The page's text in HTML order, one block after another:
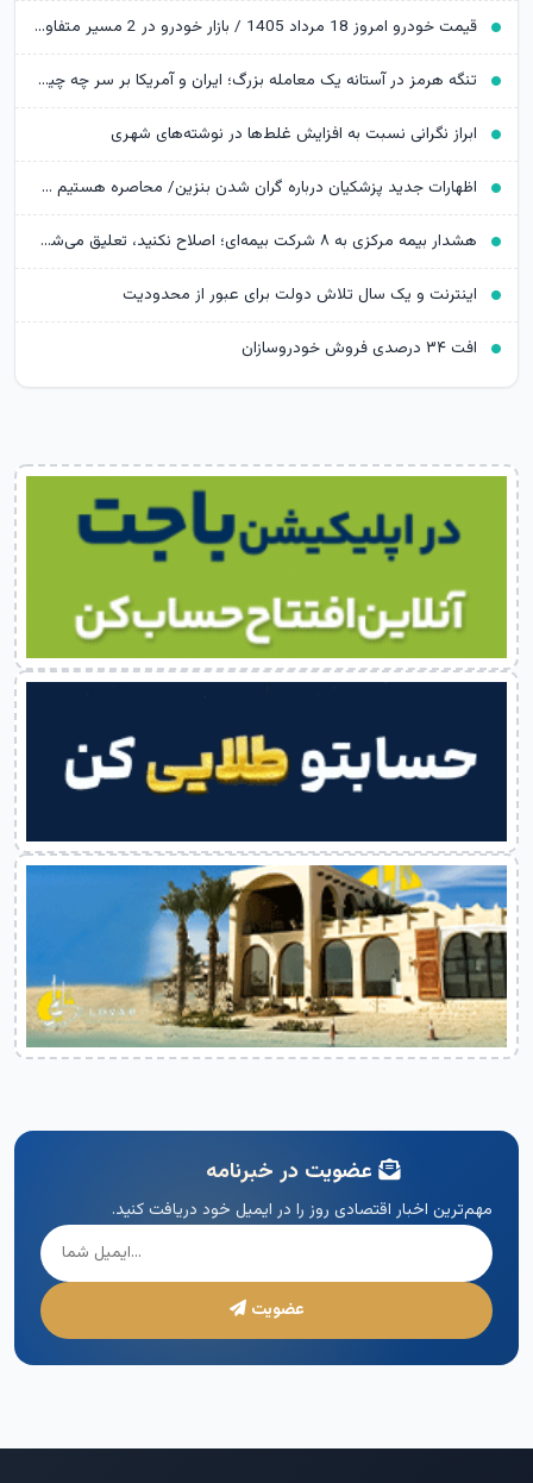
قیمت خودرو امروز 18 مرداد 1405 / بازار خودرو در 2 مسیر متفاوت
تنگه هرمز در آستانه یک معامله بزرگ؛ ایران و آمریکا بر سر چه چیزی چانه می‌زنند؟
ابراز نگرانی نسبت به افزایش غلط‌ها در نوشته‌های شهری
اظهارات جدید پزشکیان درباره گران شدن بنزین/ محاصره هستیم و نمی‌توانیم بنزین وارد کنیم
هشدار بیمه مرکزی به ۸ شرکت بیمه‌ای؛ اصلاح نکنید، تعلیق می‌شوید
اینترنت و یک سال تلاش دولت برای عبور از محدودیت
افت ۳۴ درصدی فروش خودروسازان
عضویت در خبرنامه
مهم‌ترین اخبار اقتصادی روز را در ایمیل خود دریافت کنید.
عضویت